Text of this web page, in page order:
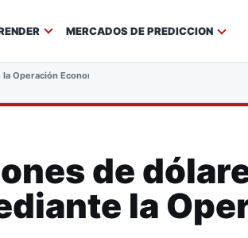
MERCADOS DE PREDICCION
Operación Economic Fury
de
la